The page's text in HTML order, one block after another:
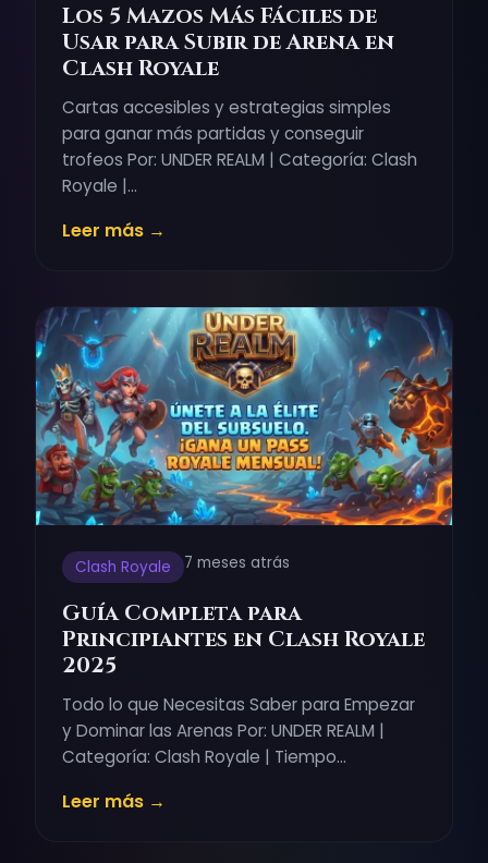
Los 5 Mazos Más Fáciles de
Usar para Subir de Arena en
Clash Royale
Cartas accesibles y estrategias simples
para ganar más partidas y conseguir
trofeos Por: UNDER REALM | Categoría: Clash
Royale |…
Leer más →
Clash Royale 7 meses atrás
Guía Completa para
Principiantes en Clash Royale
2025
Todo lo que Necesitas Saber para Empezar
y Dominar las Arenas Por: UNDER REALM |
Categoría: Clash Royale | Tiempo…
Leer más →